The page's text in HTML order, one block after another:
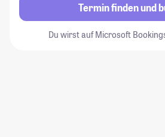
Termin finden und
Du wirst auf Microsoft